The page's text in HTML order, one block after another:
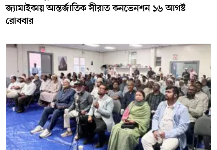
জ্যামাইকায় আন্তর্জাতিক সীরাত কনভেনশন ১৬ আগষ্ট
রোববার